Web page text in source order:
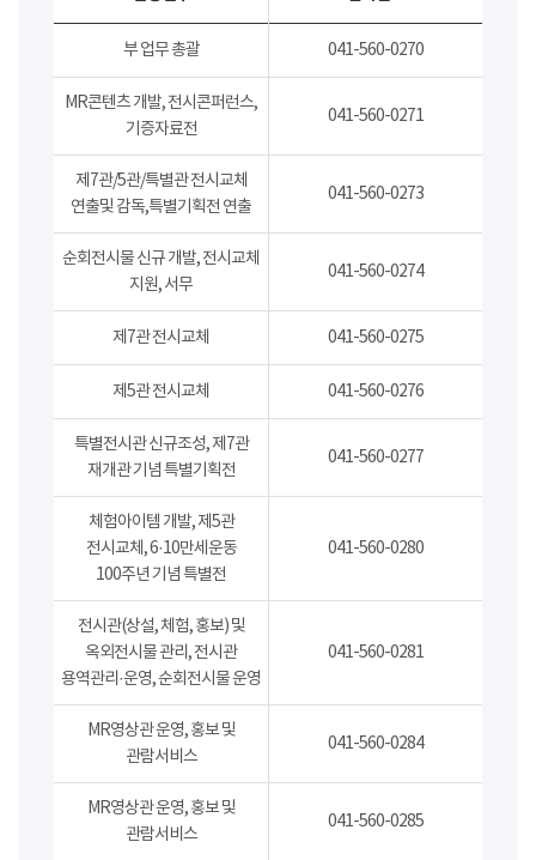
부 업무 총괄 041-560-0270
MR콘텐츠 개발, 전시콘퍼런스,
기증자료전
041-560-0271
제7관/5관/특별관 전시교체
연출및 감독,특별기획전 연출
041-560-0273
순회전시물 신규 개발, 전시교체
지원, 서무
041-560-0274
제7관 전시교체 041-560-0275
제5관 전시교체 041-560-0276
특별전시관 신규조성, 제7관
재개관 기념 특별기획전
041-560-0277
체험아이템 개발, 제5관
전시교체, 6·10만세운동
100주년 기념 특별전
041-560-0280
전시관(상설, 체험, 홍보) 및
옥외전시물 관리, 전시관
용역관리·운영, 순회전시물 운영
041-560-0281
MR영상관 운영, 홍보 및
관람서비스
041-560-0284
MR영상관 운영, 홍보 및
관람서비스
041-560-0285